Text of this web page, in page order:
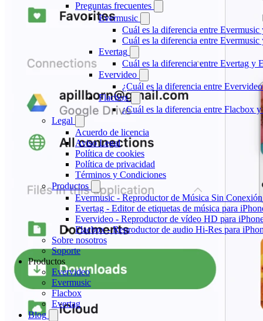
Preguntas frecuentes
Evermusic
Cuál es la diferencia entre
Cuál es la diferencia entre
Evertag
Cuál es la diferencia entre Evertag y
Evervideo
¿Cuál es la diferencia entre
Flacbox
¿Cuál es la diferencia entre Flacbox
Legal
Acuerdo de licencia
Aviso Legal
Política de cookies
Política de privacidad
Términos y Condiciones
Productos
Evermusic - Reproductor de Música Sin
Evertag - Editor de etiquetas de música para
Evervideo - Reproductor de vídeo HD para
Flacbox - Reproductor de audio Hi-Res para
Sobre nosotros
Soporte
Productos
Evervideo
Evermusic
Flacbox
Evertag
Blog